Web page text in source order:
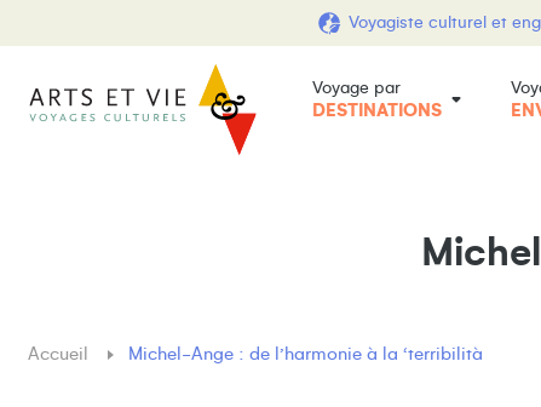
Voyagiste culturel et
Voyage par
DESTINATIONS
Accueil Michel-Ange : de l’harmonie à la ‘terribilità